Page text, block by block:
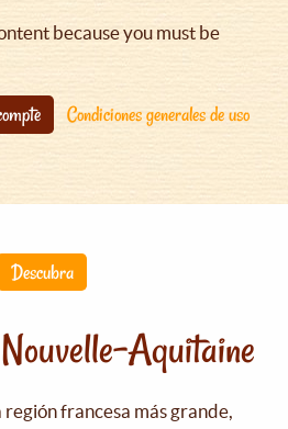
because you must be
Condiciones generales de uso
Descubra
Aquitaine
región francesa más grande,